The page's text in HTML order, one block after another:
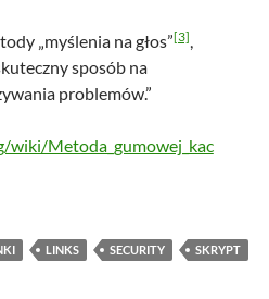
„myślenia na głos”[3],
sposób na
problemów.”
wiki/Metoda_gumowej_kac
LINKS SECURITY
SKRYPT